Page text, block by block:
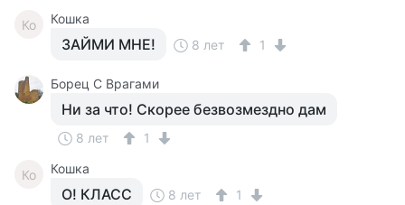
Ко Кошка
ЗАЙМИ МНЕ! 8 лет 1
Борец С Врагами
Ни за что! Скорее безвозмездно дам
8 лет 1
Ко Кошка
О! КЛАСС 8 лет 1